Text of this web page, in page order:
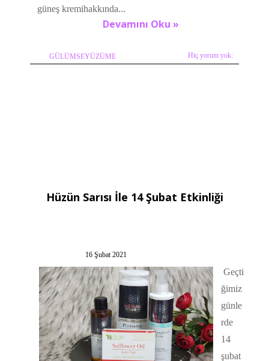
güneş kremihakkında...
Devamını Oku »
GÜLÜMSEYÜZÜME Hiç yorum yok:
Hüzün Sarısı İle 14 Şubat Etkinliği
16 Şubat 2021
Geçti
ğimiz
günle
rde
14
şubat